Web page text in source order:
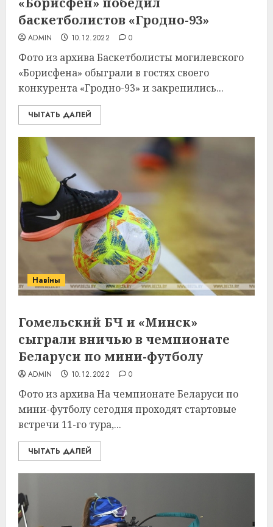
баскетболистов «Гродно-93»
ADMIN 10.12.2022 0
Фото из архива Баскетболисты могилевского
«Борисфена» обыграли в гостях своего
конкурента «Гродно-93» и закрепились...
ЧЫТАТЬ ДАЛЕЙ
Навіны
Гомельский БЧ и «Минск»
сыграли вничью в чемпионате
Беларуси по мини-футболу
ADMIN 10.12.2022 0
Фото из архива На чемпионате Беларуси по
мини-футболу сегодня проходят стартовые
встречи 11-го тура,...
ЧЫТАТЬ ДАЛЕЙ